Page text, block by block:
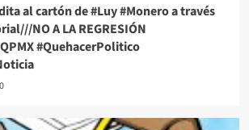
al cartón de #Luy #Monero a través
NO A LA REGRESIÓN
#QuehacerPolitico
0